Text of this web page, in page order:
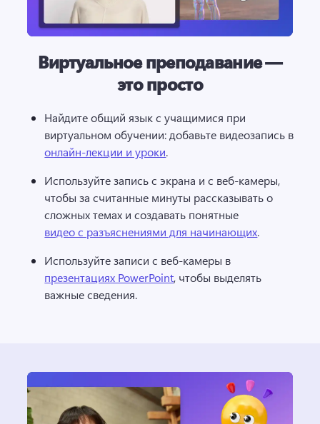
Виртуальное преподавание —
это просто
Найдите общий язык с учащимися при
виртуальном обучении: добавьте видеозапись в
онлайн-лекции и уроки.
Используйте запись с экрана и с веб-камеры,
чтобы за считанные минуты рассказывать о
сложных темах и создавать понятные
видео с разъяснениями для начинающих.
Используйте записи с веб-камеры в
презентациях PowerPoint, чтобы выделять
важные сведения.